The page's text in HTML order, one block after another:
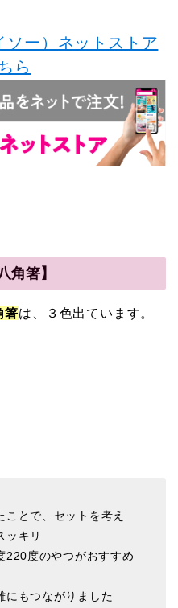
ソー）ネットストア
ら
角箸】
箸は、３色出ています。
とで、セットを考え
ッキリ
220度のやつがおすすめ
にもつながりました